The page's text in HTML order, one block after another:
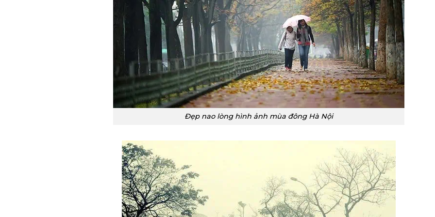
Đẹp nao lòng hình ảnh mùa đông Hà Nội